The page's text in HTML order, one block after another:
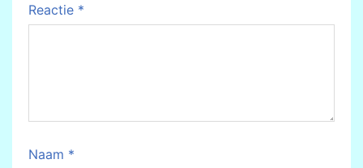
Reactie *
Naam *